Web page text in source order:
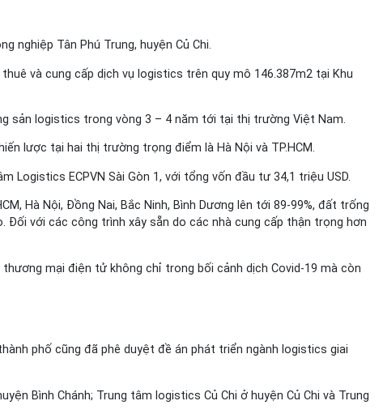
nghiệp Tân Phú Trung, huyện Củ Chi.
và cung cấp dịch vụ logistics trên quy mô 146.387m2 tại Khu
sản logistics trong vòng 3 – 4 năm tới tại thị trường Việt Nam.
lược tại hai thị trường trọng điểm là Hà Nội và TP.HCM.
ECPVN Sài Gòn 1, với tổng vốn đầu tư 34,1 triệu USD.
Hà Nội, Đồng Nai, Bắc Ninh, Bình Dương lên tới 89-99%, đất trống
với các công trình xây sẵn do các nhà cung cấp thận trọng hơn
mại điện tử không chỉ trong bối cảnh dịch Covid-19 mà còn
phố cũng đã phê duyệt đề án phát triển ngành logistics giai
Bình Chánh; Trung tâm logistics Củ Chi ở huyện Củ Chi và Trung